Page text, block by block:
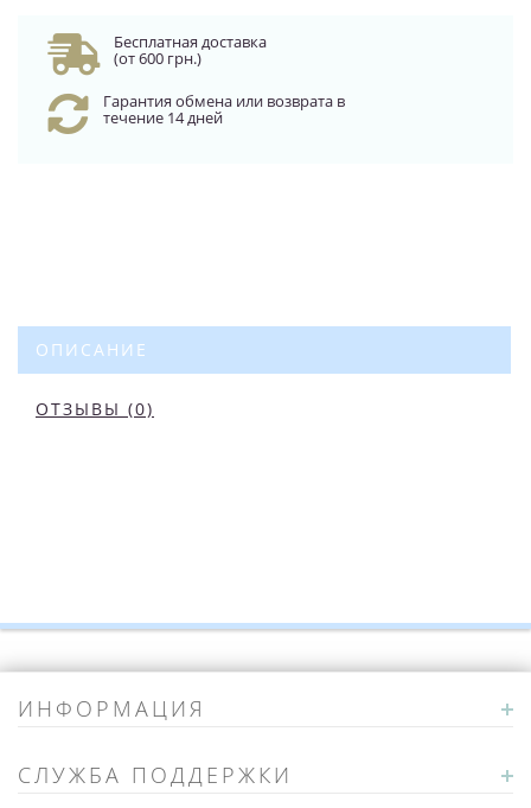
Бесплатная доставка
(от 600 грн.)
Гарантия обмена или возврата в
течение 14 дней
ОПИСАНИЕ
ОТЗЫВЫ (0)
ИНФОРМАЦИЯ
СЛУЖБА ПОДДЕРЖКИ